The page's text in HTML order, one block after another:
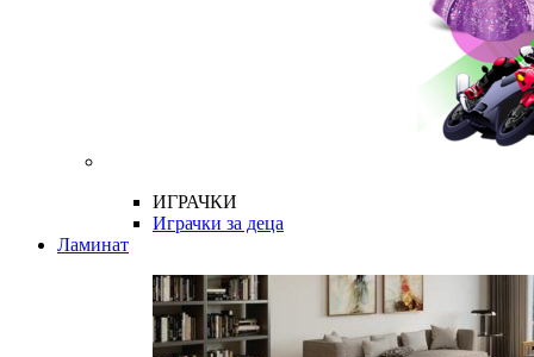
ИГРАЧКИ
Играчки за деца
Ламинат